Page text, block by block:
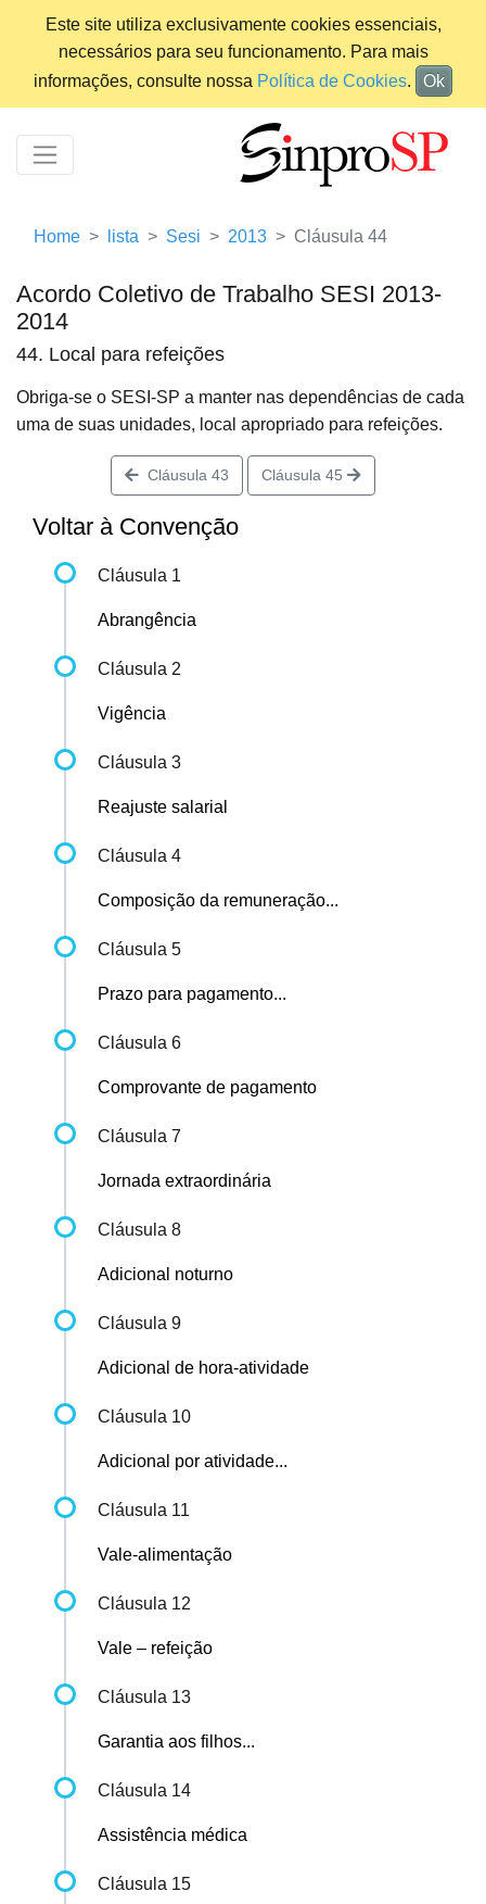
Este site utiliza exclusivamente cookies essenciais,
necessários para seu funcionamento. Para mais
informações, consulte nossa Política de Cookies. Ok
Home lista Sesi 2013 Cláusula 44
Acordo Coletivo de Trabalho SESI 2013-
2014
44. Local para refeições
Obriga-se o SESI-SP a manter nas dependências de cada
uma de suas unidades, local apropriado para refeições.
Cláusula 43 Cláusula 45
Voltar à Convenção
Cláusula 1
Abrangência
Cláusula 2
Vigência
Cláusula 3
Reajuste salarial
Cláusula 4
Composição da remuneração...
Cláusula 5
Prazo para pagamento...
Cláusula 6
Comprovante de pagamento
Cláusula 7
Jornada extraordinária
Cláusula 8
Adicional noturno
Cláusula 9
Adicional de hora-atividade
Cláusula 10
Adicional por atividade...
Cláusula 11
Vale-alimentação
Cláusula 12
Vale – refeição
Cláusula 13
Garantia aos filhos...
Cláusula 14
Assistência médica
Cláusula 15